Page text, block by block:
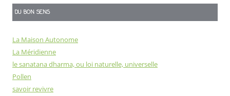
DU BON SENS
La Maison Autonome
La Méridienne
le sanatana dharma, ou loi naturelle, universelle
Pollen
savoir revivre